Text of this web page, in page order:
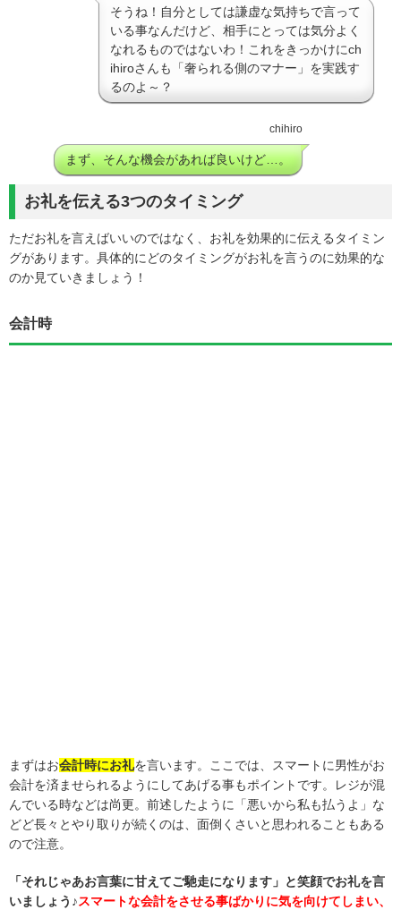
そうね！自分としては謙虚な気持ちで言って
いる事なんだけど、相手にとっては気分よく
なれるものではないわ！これをきっかけにch
ihiroさんも「奢られる側のマナー」を実践す
るのよ～？
chihiro
まず、そんな機会があれば良いけど…。
お礼を伝える3つのタイミング
ただお礼を言えばいいのではなく、お礼を効果的に伝えるタイミン
グがあります。具体的にどのタイミングがお礼を言うのに効果的な
のか見ていきましょう！
会計時
まずはお会計時にお礼を言います。ここでは、スマートに男性がお
会計を済ませられるようにしてあげる事もポイントです。レジが混
んでいる時などは尚更。前述したように「悪いから私も払うよ」な
どど長々とやり取りが続くのは、面倒くさいと思われることもある
ので注意。
「それじゃあお言葉に甘えてご馳走になります」と笑顔でお礼を言
いましょう♪スマートな会計をさせる事ばかりに気を向けてしまい、